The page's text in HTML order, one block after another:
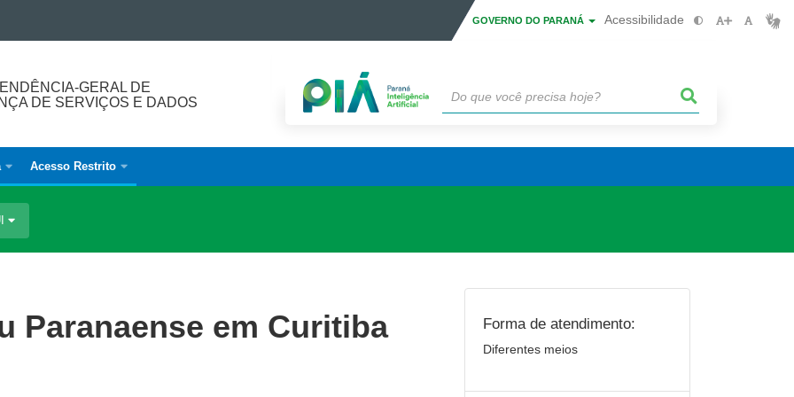
GOVERNO DO PARANÁ Acessibilidade
GERAL DE
DE SERVIÇOS E DADOS
Acesso Restrito
Paranaense em Curitiba Forma de atendimento:
Diferentes meios